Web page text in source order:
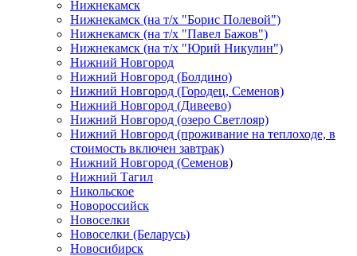
Нижнекамск
Нижнекамск (на т/х "Борис Полевой")
Нижнекамск (на т/х "Павел Бажов")
Нижнекамск (на т/х "Юрий Никулин")
Нижний Новгород
Нижний Новгород (Болдино)
Нижний Новгород (Городец, Семенов)
Нижний Новгород (Дивеево)
Нижний Новгород (озеро Светлояр)
Нижний Новгород (проживание на теплоходе, в
стоимость включен завтрак)
Нижний Новгород (Семенов)
Нижний Тагил
Никольское
Новороссийск
Новоселки
Новоселки (Беларусь)
Новосибирск